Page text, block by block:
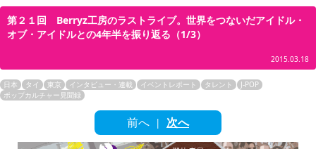
한국어
簡体中文
English
ภาษาไทย
第２１回 Berryz工房のラストライブ。世界をつないだアイドル・
オブ・アイドルとの4年半を振り返る（1/3）
2015.03.18
日本 タイ 東京 インタビュー・連載 イベントレポート タレント
J-POP
ポップカルチャー見聞録
前へ | 次へ